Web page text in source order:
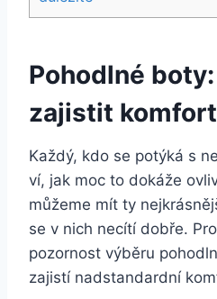
Pohodlné
zajistit
Každý, kdo se potýká s
ví, jak moc to‍ dokáže
můžeme mít ty
se v nich necítí dobře.
pozornost⁢ výběru
zajistí ​nadstandardní